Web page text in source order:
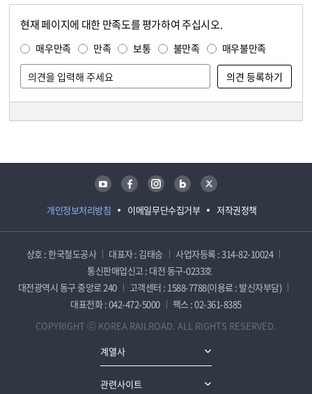
현재 페이지에 대한 만족도를 평가하여 주십시오.
매우만족 만족 보통 불만족 매우불만족
개인정보처리방침 이메일무단수집거부 저작권정책
유튜브 페이스북 인스타그램 블로그 트위터
상호 : 한국철도공사 대표자 : 김태승
사업자등록 : 314-82-10024
통신판매업신고 : 대전 동구-0233호
대전광역시 동구 중앙로 240
고객센터 : 1588-7788(이용료 : 발신자부담)
대표전화 : 042-472-5000
팩스 : 02-361-8385
COPYRIGHT ⓒ KOREA RAILROAD. ALL RIGHTS RESERVED.
계열사
관련사이트